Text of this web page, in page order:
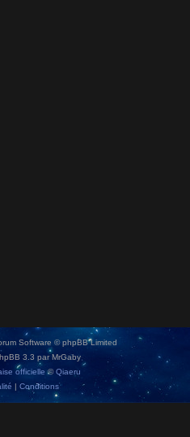
Software © phpBB Limited
3.3 par MrGaby
officielle ©Qiaeru
| Conditions